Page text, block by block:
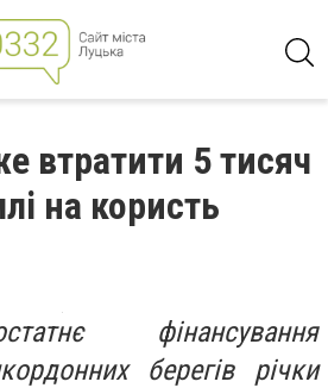
втратити 5 тисяч
на користь
фінансування
берегів річки